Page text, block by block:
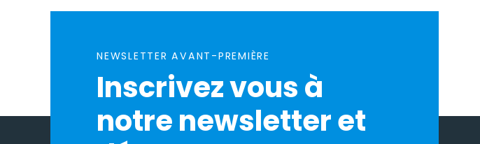
NEWSLETTER AVANT-PREMIÈRE
Inscrivez vous à
notre newsletter et